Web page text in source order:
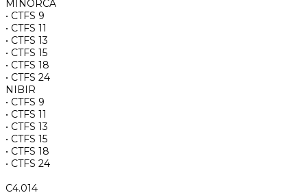
MINORCA
• CTFS 9
• CTFS 11
• CTFS 13
• CTFS 15
• CTFS 18
• CTFS 24
NIBIR
• CTFS 9
• CTFS 11
• CTFS 13
• CTFS 15
• CTFS 18
• CTFS 24
С4.014